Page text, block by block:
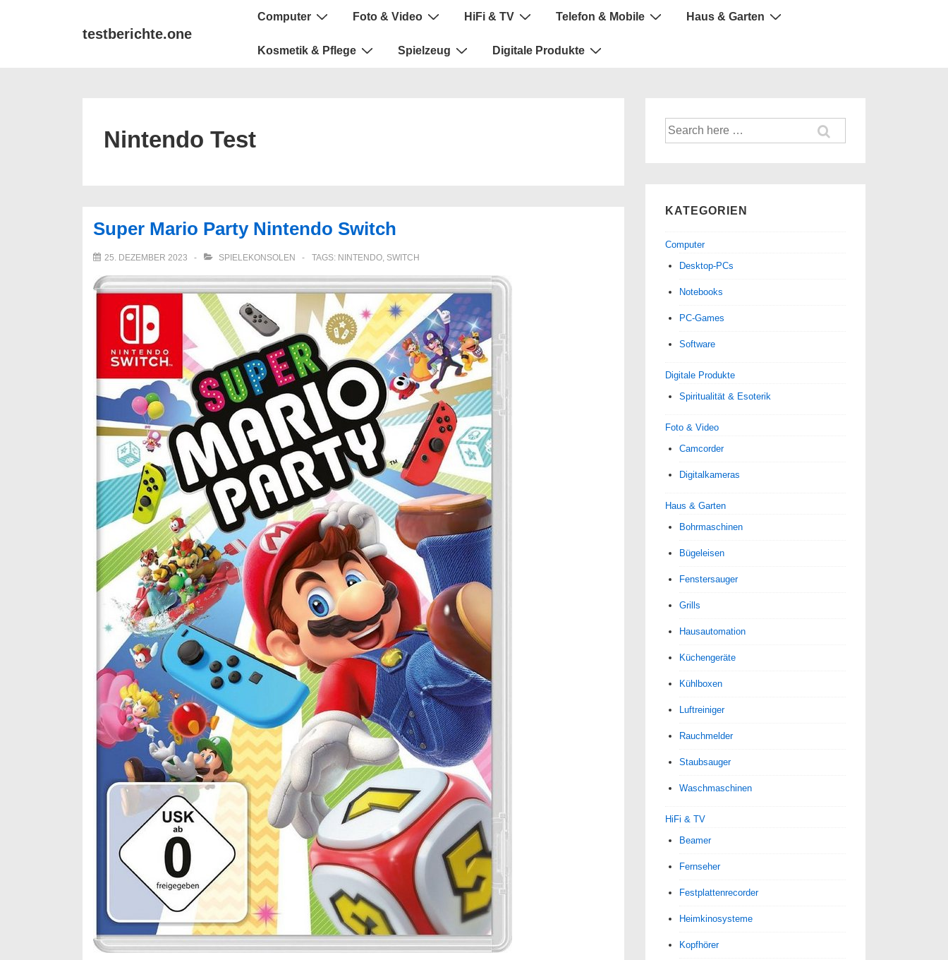
testberichte.one
Main
Computer Foto & Video HiFi & TV Telefon & Mobile Haus & Garten
Kosmetik & Pflege Spielzeug Digitale Produkte
Nintendo Test
Super Mario Party Nintendo Switch
25. DEZEMBER 2023 SPIELEKONSOLEN TAGS: NINTENDO, SWITCH
Suche
nach:
KATEGORIEN
Computer
Desktop-PCs
Notebooks
PC-Games
Software
Digitale Produkte
Spiri­tua­lität & Esoterik
Foto & Video
Camcorder
Digitalkameras
Haus & Garten
Bohrmaschinen
Bügeleisen
Fenstersauger
Grills
Hausautomation
Küchengeräte
Kühlboxen
Luftreiniger
Rauchmelder
Staubsauger
Waschmaschinen
HiFi & TV
Beamer
Fernseher
Festplattenrecorder
Heimkinosysteme
Kopfhörer